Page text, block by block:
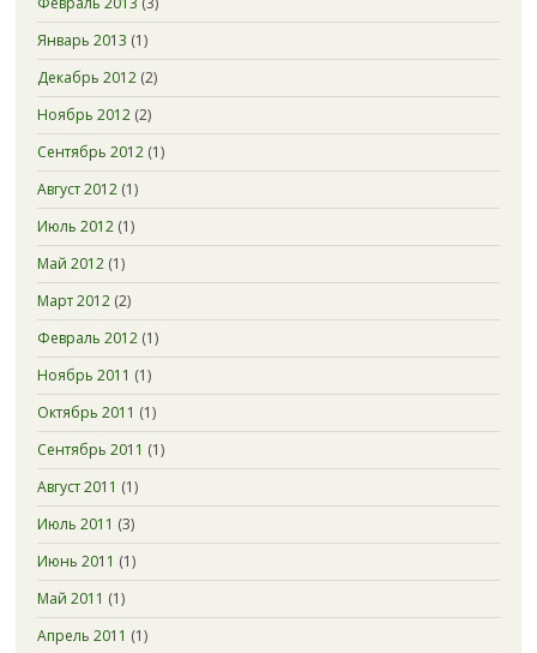
Январь 2013 (1)
Декабрь 2012(2)
Ноябрь 2012(2)
Сентябрь 2012(1)
Август 2012(1)
Июль 2012(1)
Май 2012(1)
Март 2012(2)
Февраль 2012(1)
Ноябрь 2011 (1)
Октябрь 2011 (1)
Сентябрь 2011 (1)
Август 2011 (1)
Июль 2011 (3)
Июнь 2011 (1)
Май 2011 (1)
Апрель 2011 (1)